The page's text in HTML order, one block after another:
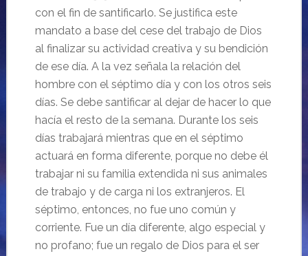
con el fin de santificarlo. Se justifica este
mandato a base del cese del trabajo de Dios
al finalizar su actividad creativa y su bendición
de ese día. A la vez señala la relación del
hombre con el séptimo día y con los otros seis
días. Se debe santificar al dejar de hacer lo que
hacía el resto de la semana. Durante los seis
días trabajará mientras que en el séptimo
actuará en forma diferente, porque no debe él
trabajar ni su familia extendida ni sus animales
de trabajo y de carga ni los extranjeros. El
séptimo, entonces, no fue uno común y
corriente. Fue un día diferente, algo especial y
no profano; fue un regalo de Dios para el ser